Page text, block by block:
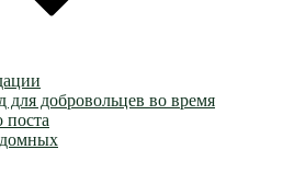
для добровольцев во время
поста